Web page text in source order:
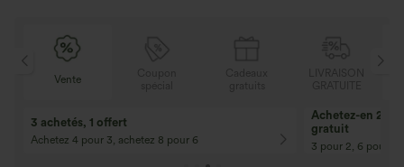
Coupon
spécial
10% de réduction
Pour toute commande de 107,00 € et
plus ! Code : Aug2026
12% de réduction
Pour toute
plus ! Code :